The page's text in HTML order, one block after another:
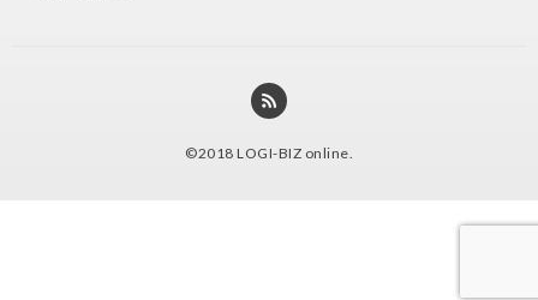
©2018 LOGI-BIZ online